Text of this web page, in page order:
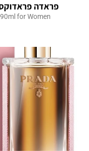
פראדה פראדוקס 90 מ"ל או דה פרפיום
for Women